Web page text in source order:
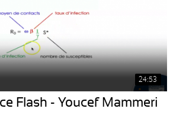
24:53
Flash - Youcef Mammeri